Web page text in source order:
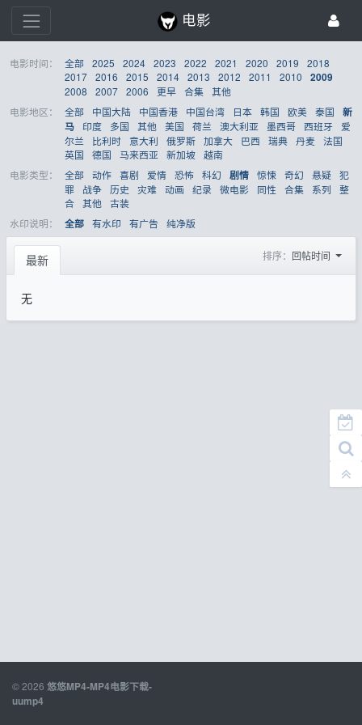
电影
电影时间： 全部 2025 2024 2023 2022 2021 2020 2019
2018
2017 2016 2015 2014 2013 2012 2011 2010
2009
2008
2007 2006 更早 合集 其他
电影地区：
全部 中国大陆 中国香港 中国台湾 日本 韩国 欧美 泰国
新
马 印度 多国 其他 美国 荷兰 澳大利亚 墨西哥 西班牙
爱
尔兰
比利时 意大利 俄罗斯 加拿大 巴西 瑞典 丹麦 法国
英国
德国 马来西亚 新加坡 越南
电影类型：
全部 动作 喜剧 爱情 恐怖 科幻 剧情 惊悚 奇幻 悬疑 犯
罪
战争 历史 灾难 动画 纪录 微电影 同性 合集 系列
整
合 其他 古装
水印说明：
全部 有水印 有广告 纯净版
最新 排序： 回帖时间
无
© 2026 悠悠MP4-MP4电影下载-
uump4